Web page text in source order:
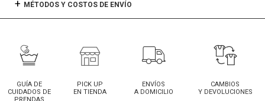
MÉTODOS Y COSTOS DE ENVÍO
GUÍA DE
CUIDADOS DE
PICK UP
EN TIENDA
ENVÍOS
A DOMICILIO
CAMBIOS
Y DEVOLUCIONES